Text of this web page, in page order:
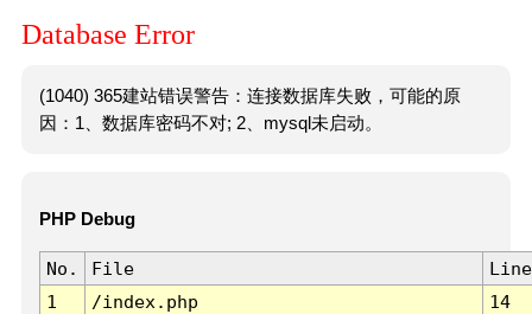
Database Error
(1040) 365建站错误警告：连接数据库失败，可能的原
因：1、数据库密码不对; 2、mysql未启动。
PHP Debug
No. File
Line
1
/index.php 14